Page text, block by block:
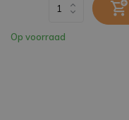
Op voorraad